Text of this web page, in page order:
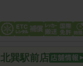
北巽駅前店